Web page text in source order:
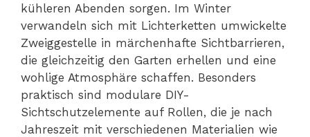
kühleren Abenden sorgen. Im Winter
verwandeln sich mit Lichterketten umwickelte
Zweiggestelle in märchenhafte Sichtbarrieren,
die gleichzeitig den Garten erhellen und eine
wohlige Atmosphäre schaffen. Besonders
praktisch sind modulare DIY-
Sichtschutzelemente auf Rollen, die je nach
Jahreszeit mit verschiedenen Materialien wie